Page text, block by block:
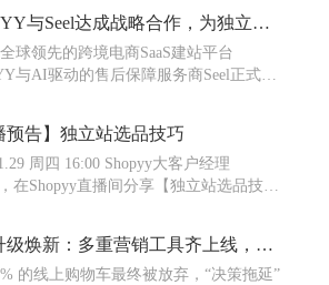
统品牌的增长速度，更揭示了数字时代
的新范式。Kylie Cosmetics的成功并非
是基于一套精心设计的DTC战略，其独
SHOPYY与Seel达成战略合作，为独立站卖家注入“确定性”增长新动力
球领先的跨境电商SaaS建站平台
与AI驱动的售后保障服务商Seel正式宣
“Worry-Free”售后保障解决方案将通过
平台，高效触达广大中国出海品牌，共
境电商的售后信任难题，驱动业务高质
预告】独立站选品技巧
大客户经理
在Shopyy直播间分享【独立站选品技
功能升级焕新：多重营销工具齐上线，全面驱动店铺转化增收
的线上购物车最终被放弃，“决策拖延”